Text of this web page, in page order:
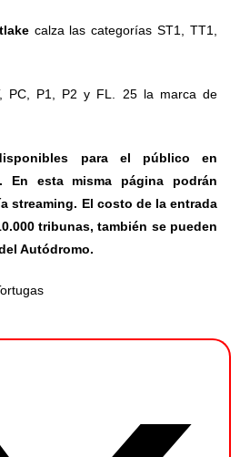
calza las categorías ST1, TT1,
PC, P1, P2 y FL. 25 la marca de
para el público en
En esta misma página podrán
streaming. El costo de la entrada
tribunas, también se pueden
Autódromo.